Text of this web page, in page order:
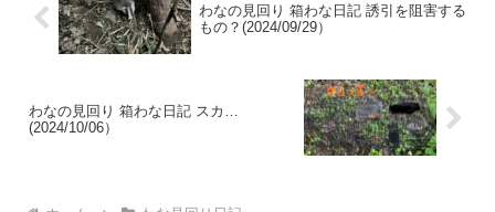
わなの見回り 箱わな日記 誘引を阻害する
もの？(2024/09/29）
わなの見回り 箱わな日記 スカ…
(2024/10/06）